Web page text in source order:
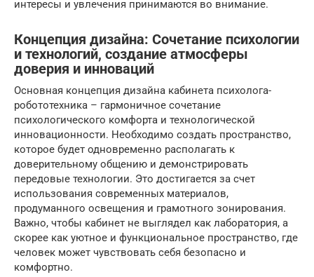
интересы и увлечения принимаются во внимание.
Концепция дизайна: Сочетание психологии
и технологий, создание атмосферы
доверия и инноваций
Основная концепция дизайна кабинета психолога-
робототехника – гармоничное сочетание
психологического комфорта и технологической
инновационности. Необходимо создать пространство,
которое будет одновременно располагать к
доверительному общению и демонстрировать
передовые технологии. Это достигается за счет
использования современных материалов,
продуманного освещения и грамотного зонирования.
Важно, чтобы кабинет не выглядел как лаборатория, а
скорее как уютное и функциональное пространство, где
человек может чувствовать себя безопасно и
комфортно.